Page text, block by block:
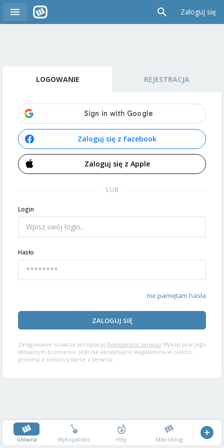
Zaloguj się
LOGOWANIE REJESTRACJA
Zaloguj się z Facebook
Zaloguj się z Apple
LUB
Login
Hasło
nie pamiętam hasła
ZALOGUJ SIĘ
Zalogowanie oznacza akceptację Regulaminu serwisu Wykop.pl w jego
aktualnym brzmieniu. Jeśli nie akceptujesz Regulaminu w całości,
prosimy o niekorzystanie z serwisu.
Główna Wykopalisko Hity Mikroblog